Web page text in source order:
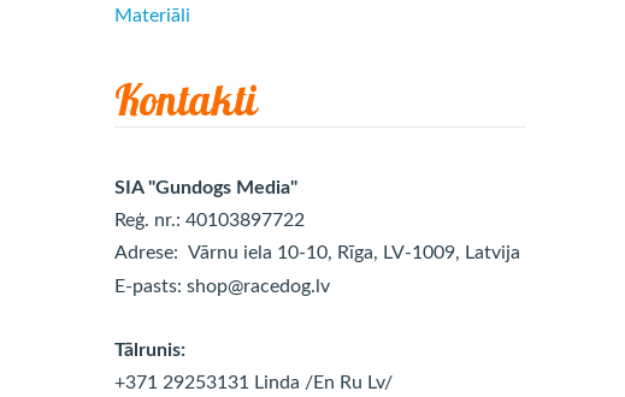
Materiāli
Kontakti
SIA "Gundogs Media"
Reģ. nr.: 40103897722
Adrese: Vārnu iela 10-10, Rīga, LV-1009, Latvija
E-pasts: shop@racedog.lv
Tālrunis:
+371 29253131 Linda /En Ru Lv/